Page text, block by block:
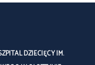
DZIECIĘCY IM.